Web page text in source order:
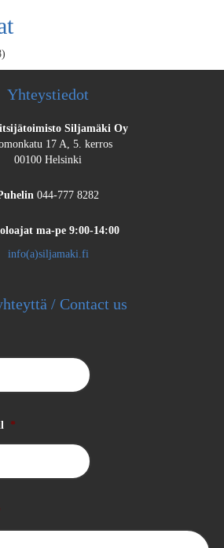
Yhteystiedot
Siljamäki Oy
17 A, 5. kerros
00100 Helsinki
044-777 8282
ma-pe 9:00-14:00
info(a)siljamaki.fi
/ Contact us
*